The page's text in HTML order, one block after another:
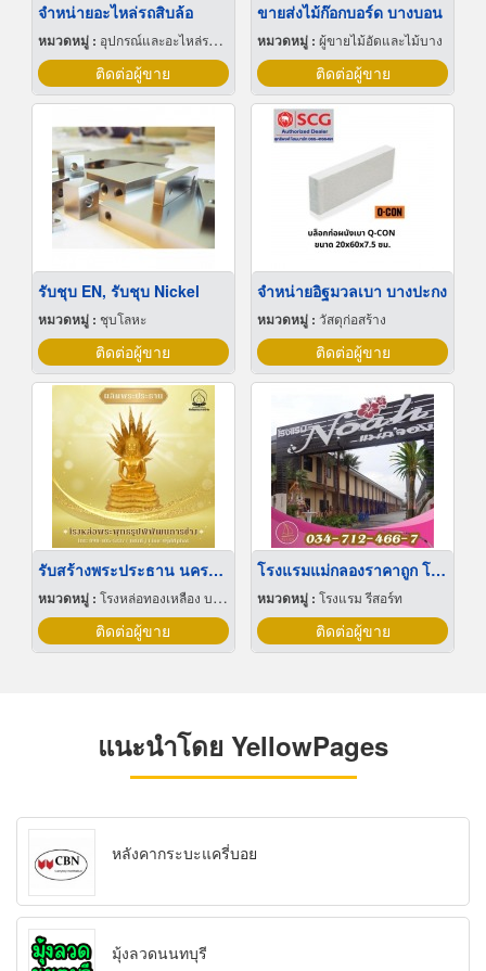
จำหน่ายอะไหล่รถสิบล้อ
หมวดหมู่ : อุปกรณ์และอะไหล่รถบรรทุก
ติดต่อผู้ขาย
ขายส่งไม้ก๊อกบอร์ด บางบอน
หมวดหมู่ : ผู้ขายไม้อัดและไม้บาง
ติดต่อผู้ขาย
รับชุบ EN, รับชุบ Nickel
หมวดหมู่ : ชุบโลหะ
ติดต่อผู้ขาย
จำหน่ายอิฐมวลเบา บางปะกง
หมวดหมู่ : วัสดุก่อสร้าง
ติดต่อผู้ขาย
รับสร้างพระประธาน นครปฐม
หมวดหมู่ : โรงหล่อทองเหลือง บรอนซ์ อลูมิเนียมและแมกนีเซียม
ติดต่อผู้ขาย
โรงแรมแม่กลองราคาถูก โรงแรมโนอาห์แม่กลอง
หมวดหมู่ : โรงแรม รีสอร์ท
ติดต่อผู้ขาย
แนะนำโดย YellowPages
หลังคากระบะแครี่บอย
มุ้งลวดนนทบุรี